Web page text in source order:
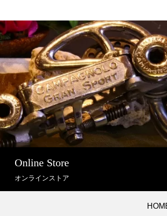
Online Store
オンラインストア